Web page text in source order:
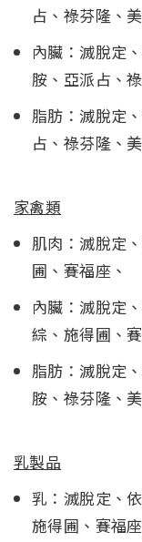
占、祿芬隆、
內臟：滅脫定
胺、亞派占、
脂肪：滅脫定
占、祿芬隆、
家禽類
肌肉：滅脫定
圃、賽福座、
內臟：滅脫定
綜、施得圃、
脂肪：滅脫定
胺、祿芬隆、
乳製品
乳：滅脫定、
施得圃、賽福座